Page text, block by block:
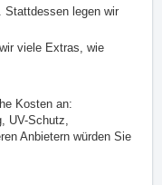
Stattdessen legen wir
viele Extras, wie
Kosten an:
UV-Schutz,
Anbietern würden Sie